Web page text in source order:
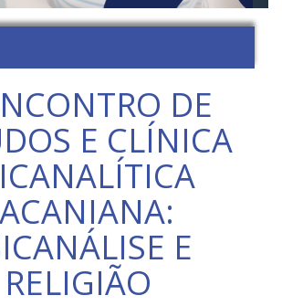
DE
E CLÍNICA
E
RELIGIÃO